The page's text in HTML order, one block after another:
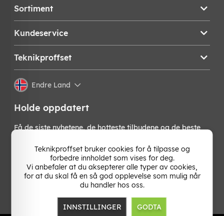
Sortiment
Kundeservice
Teknikproffset
Endre Land
Holde oppdatert
Få de siste nyhetene, de hotteste tilbudene og de beste
nyhetsbrev!
OK
Teknikproffset bruker cookies for å tilpasse og
forbedre innholdet som vises for deg.
Vi anbefaler at du aksepterer alle typer av cookies,
for at du skal få en så god opplevelse som mulig når
du handler hos oss.
INNSTILLINGER GODTA